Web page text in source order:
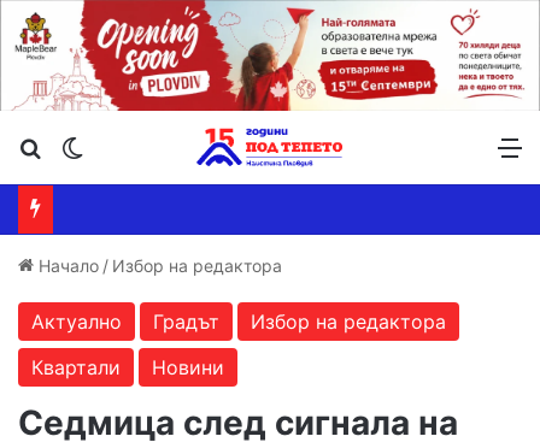
Търсене ...
Начало / Избор на редактора
Актуално Градът
Избор на редактора
Квартали
Новини
Седмица след сигнала на